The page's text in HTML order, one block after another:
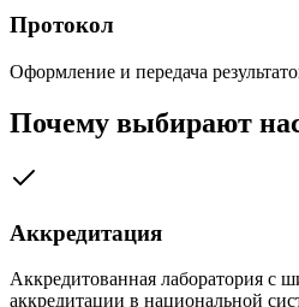
Протокол
Оформление и передача
Почему выбирают
Аккредитация
Аккредитованная лаборатория с
аккредитации в национальной